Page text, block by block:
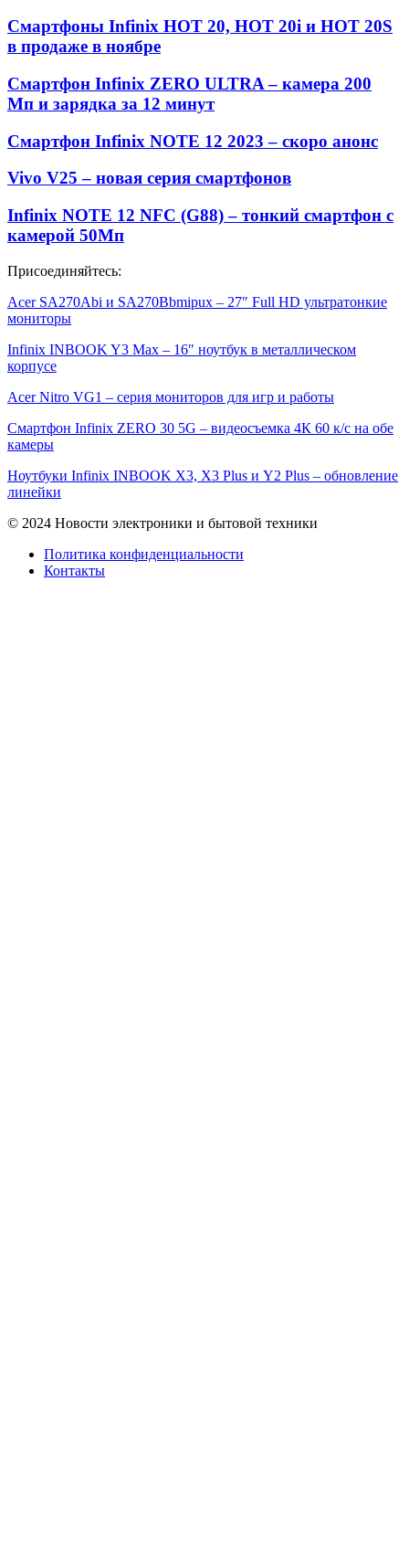
Смартфоны Infinix HOT 20, HOT 20i и HOT 20S
в продаже в ноябре
Смартфон Infinix ZERO ULTRA – камера 200
Мп и зарядка за 12 минут
Смартфон Infinix NOTE 12 2023 – скоро анонс
Vivo V25 – новая серия смартфонов
Infinix NOTE 12 NFC (G88) – тонкий смартфон с
камерой 50Мп
Присоединяйтесь:
Acer SA270Abi и SA270Bbmipux – 27″ Full HD ультратонкие
мониторы
Infinix INBOOK Y3 Max – 16″ ноутбук в металлическом
корпусе
Acer Nitro VG1 – серия мониторов для игр и работы
Смартфон Infinix ZERO 30 5G – видеосъемка 4К 60 к/с на обе
камеры
Ноутбуки Infinix INBOOK X3, X3 Plus и Y2 Plus – обновление
линейки
© 2024 Новости электроники и бытовой техники
Политика конфиденциальности
Контакты